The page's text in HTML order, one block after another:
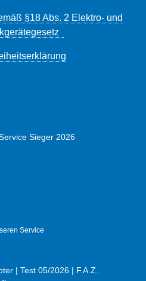
§18 Abs. 2 Elektro- und
Service